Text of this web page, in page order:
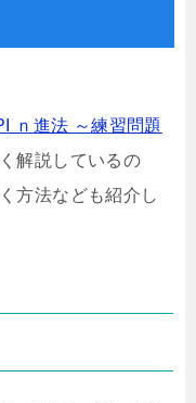
ｎ進法 ～練習問題
解説しているの
方法なども紹介し